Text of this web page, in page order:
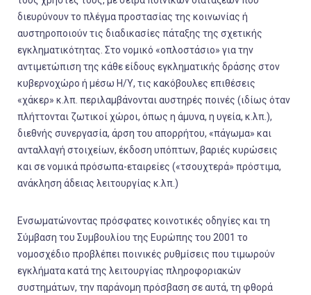
διευρύνουν το πλέγμα προστασίας της κοινωνίας ή
αυστηροποιούν τις διαδικασίες πάταξης της σχετικής
εγκληματικότητας. Στο νομικό «οπλοστάσιο» για την
αντιμετώπιση της κάθε είδους εγκληματικής δράσης στον
κυβερνοχώρο ή μέσω Η/Υ, τις κακόβουλες επιθέσεις
«χάκερ» κ.λπ. περιλαμβάνονται αυστηρές ποινές (ιδίως όταν
πλήττονται ζωτικοί χώροι, όπως η άμυνα, η υγεία, κ.λπ.),
διεθνής συνεργασία, άρση του απορρήτου, «πάγωμα» και
ανταλλαγή στοιχείων, έκδοση υπόπτων, βαριές κυρώσεις
και σε νομικά πρόσωπα-εταιρείες («τσουχτερά» πρόστιμα,
ανάκληση άδειας λειτουργίας κ.λπ.)
Ενσωματώνοντας πρόσφατες κοινοτικές οδηγίες και τη
Σύμβαση του Συμβουλίου της Ευρώπης του 2001 το
νομοσχέδιο προβλέπει ποινικές ρυθμίσεις που τιμωρούν
εγκλήματα κατά της λειτουργίας πληροφοριακών
συστημάτων, την παράνομη πρόσβαση σε αυτά, τη φθορά